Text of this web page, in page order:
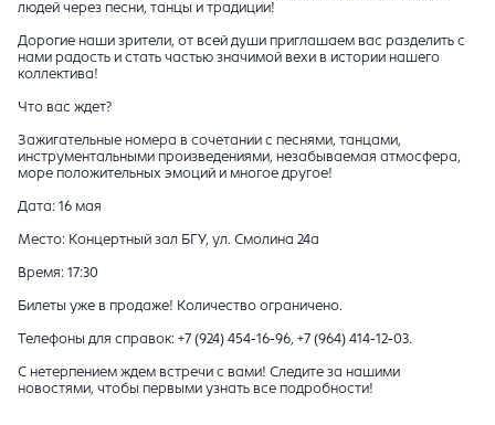
людей через песни, танцы и традиции!
Дорогие наши зрители, от всей души приглашаем вас разделить с
нами радость и стать частью значимой вехи в истории нашего
коллектива!
Что вас ждет?
Зажигательные номера в сочетании с песнями, танцами,
инструментальными произведениями, незабываемая атмосфера,
море положительных эмоций и многое другое!
Дата: 16 мая
Место: Концертный зал БГУ, ул. Смолина 24а
Время: 17:30
Билеты уже в продаже! Количество ограничено.
Телефоны для справок: +7 (924) 454-16-96, +7 (964) 414-12-03.
С нетерпением ждем встречи с вами! Следите за нашими
новостями, чтобы первыми узнать все подробности!